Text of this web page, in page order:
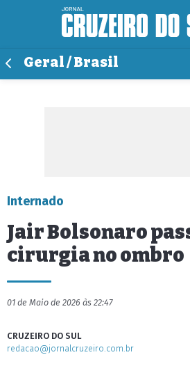
Geral / Brasil
Internado
Jair Bolsonaro
cirurgia no ombro
01 de Maio de 2026 às 22:47
CRUZEIRO DO SUL
redacao@jornalcruzeiro.com.br